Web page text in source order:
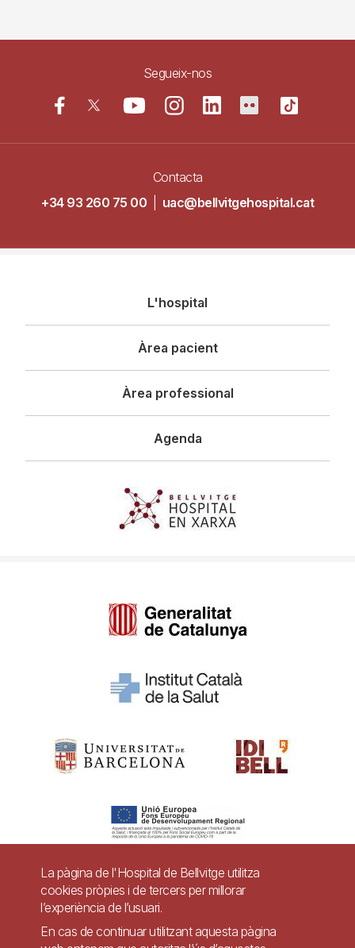
Segueix-nos
Contacta
+34 93 260 75 00
uac@bellvitgehospital.cat
principal
L'hospital
Àrea pacient
Àrea professional
Agenda
Pie
Contacte
La pàgina de l'Hospital de Bellvitge utilitza
cookies pròpies i de tercers per millorar
l’experiència de l’usuari.
En cas de continuar utilitzant aquesta pàgina